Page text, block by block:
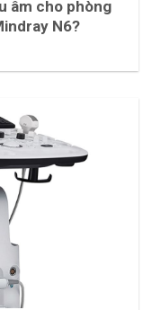
âm cho phòng
N6?